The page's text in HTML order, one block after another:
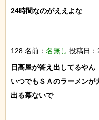
24時間なのがええよな
128 名前： 名無し 投稿日
日高屋が答え出してるやん
いつでもＳＡのラーメンが
出る幕ないで